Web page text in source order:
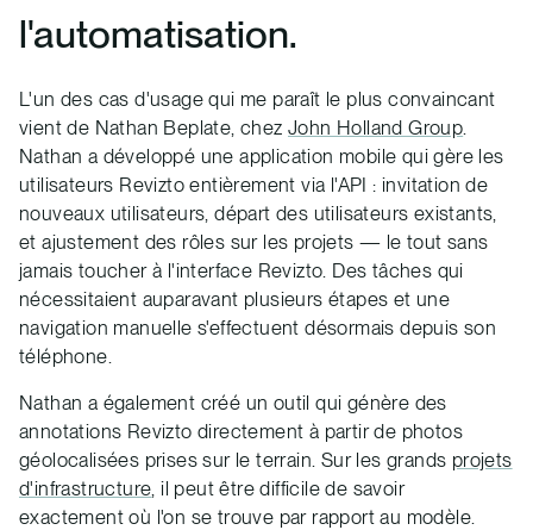
l'automatisation.
L'un des cas d'usage qui me paraît le plus convaincant
vient de Nathan Beplate, chez John Holland Group
Nathan a développé une application mobile qui gère les
utilisateurs Revizto entièrement via l'API : invitation de
nouveaux utilisateurs, départ des utilisateurs existants,
et ajustement des rôles sur les projets — le tout sans
jamais toucher à l'interface Revizto. Des tâches qui
nécessitaient auparavant plusieurs étapes et une
navigation manuelle s'effectuent désormais depuis son
téléphone.
Nathan a également créé un outil qui génère des
annotations Revizto directement à partir de photos
géolocalisées prises sur le terrain. Sur les grands projets
d'infrastructure , il peut être difficile de savoir
exactement où l'on se trouve par rapport au modèle.